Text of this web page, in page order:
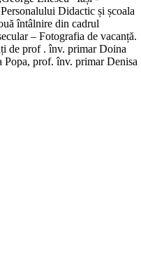
Didactic și școala
întâlnire din cadrul
– Fotografia de vacanță.
de prof . înv. primar Doina
prof. înv. primar Denisa